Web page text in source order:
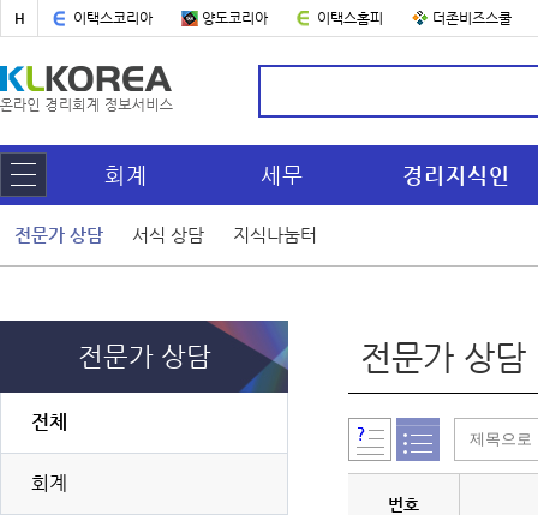
H 이택스코리아 양도코리아 이택스홈피 더존비즈스쿨
회계 세무 경리지식인
전문가 상담 서식 상담 지식나눔터
전문가 상담
전체
회계
전문가 상담
번호